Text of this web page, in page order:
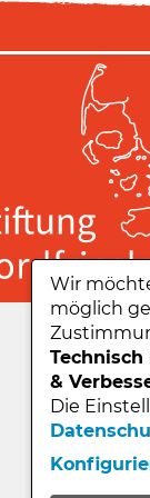
Zu
Wir
möglich
&
Die